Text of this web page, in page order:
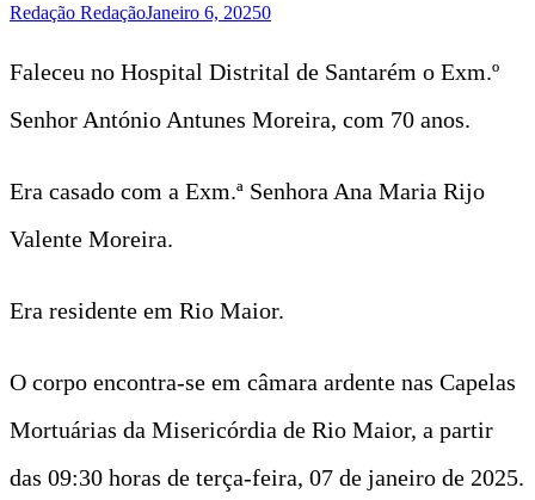
Redação RedaçãoJaneiro 6, 20250
Faleceu no Hospital Distrital de Santarém o Exm.º
Senhor António Antunes Moreira, com 70 anos.
Era casado com a Exm.ª Senhora Ana Maria Rijo
Valente Moreira.
Era residente em Rio Maior.
O corpo encontra-se em câmara ardente nas Capelas
Mortuárias da Misericórdia de Rio Maior, a partir
das 09:30 horas de terça-feira, 07 de janeiro de 2025.